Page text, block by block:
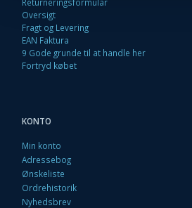
Returneringsformular
Oversigt
Fragt og Levering
EAN Faktura
9 Gode grunde til at handle her
Fortryd købet
KONTO
Min konto
Adressebog
Ønskeliste
Ordrehistorik
Nyhedsbrev